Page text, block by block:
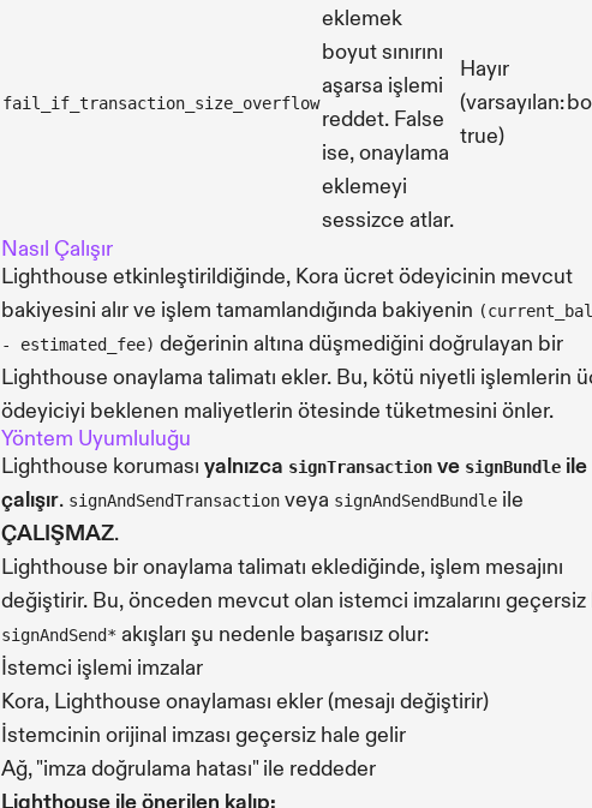
fail_if_transaction_size_overflow
eklemek
boyut sınırını
aşarsa işlemi
reddet. False
ise, onaylama
eklemeyi
sessizce atlar.
Hayır
(varsayılan:
true)
Nasıl Çalışır
Lighthouse etkinleştirildiğinde, Kora ücret ödeyicinin mevcut
bakiyesini alır ve işlem tamamlandığında bakiyenin
- estimated_fee) değerinin altına düşmediğini doğrulayan bir
Lighthouse onaylama talimatı ekler. Bu, kötü niyetli işlemlerin
ödeyiciyi beklenen maliyetlerin ötesinde tüketmesini önler.
Yöntem Uyumluluğu
Lighthouse koruması yalnızca signTransaction ve signBundle ile
çalışır. signAndSendTransaction veya signAndSendBundle ile
ÇALIŞMAZ.
Lighthouse bir onaylama talimatı eklediğinde, işlem mesajını
değiştirir. Bu, önceden mevcut olan istemci imzalarını geçersiz
signAndSend* akışları şu nedenle başarısız olur:
İstemci işlemi imzalar
Kora, Lighthouse onaylaması ekler (mesajı değiştirir)
İstemcinin orijinal imzası geçersiz hale gelir
Ağ, "imza doğrulama hatası" ile reddeder